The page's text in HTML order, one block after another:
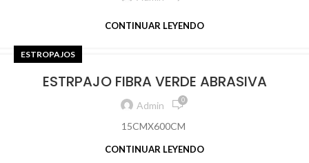
CONTINUAR LEYENDO
ESTROPAJOS
ESTRPAJO FIBRA VERDE ABRASIVA
Admin 0
15CMX600CM
CONTINUAR LEYENDO